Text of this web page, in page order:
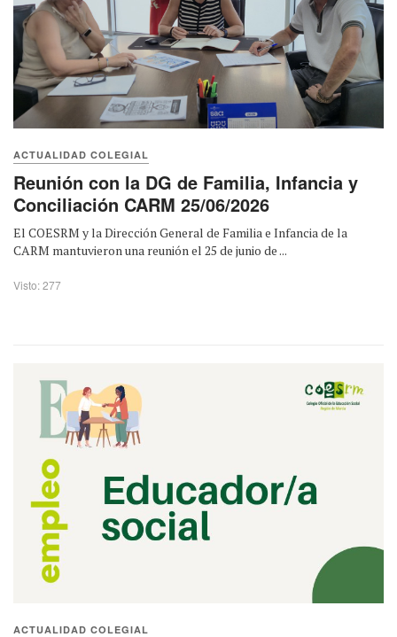
ACTUALIDAD COLEGIAL
Reunión con la DG de Familia, Infancia y
Conciliación CARM 25/06/2026
El COESRM y la Dirección General de Familia e Infancia de la
CARM mantuvieron una reunión el 25 de junio de ...
Visto: 277
ACTUALIDAD COLEGIAL